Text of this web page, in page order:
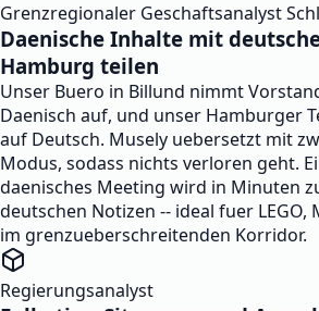
Grenzregionaler Geschaftsanalyst
Daenische Inhalte mit
Hamburg teilen
Unser Buero in Billund nimmt
Daenisch auf, und unser Hamburger
auf Deutsch. Musely uebersetzt mit
Modus, sodass nichts verloren geht.
daenisches Meeting wird in Minuten
deutschen Notizen -- ideal fuer LEGO,
im grenzueberschreitenden Korridor.
Regierungsanalyst